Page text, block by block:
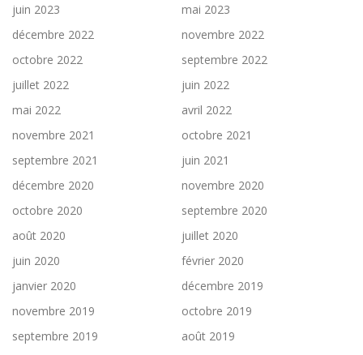
juin 2023
mai 2023
décembre 2022
novembre 2022
octobre 2022
septembre 2022
juillet 2022
juin 2022
mai 2022
avril 2022
novembre 2021
octobre 2021
septembre 2021
juin 2021
décembre 2020
novembre 2020
octobre 2020
septembre 2020
août 2020
juillet 2020
juin 2020
février 2020
janvier 2020
décembre 2019
novembre 2019
octobre 2019
septembre 2019
août 2019